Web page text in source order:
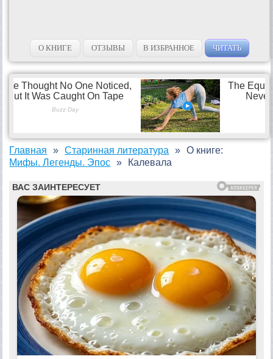
О КНИГЕ ОТЗЫВЫ В ИЗБРАННОЕ ЧИТАТЬ
Главная
Старинная литература
Мифы. Легенды. Эпос
О книге:
Калевала